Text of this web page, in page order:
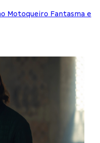
Motoqueiro Fantasma e